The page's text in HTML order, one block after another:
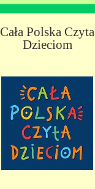
Cała Polska Czyta
Dzieciom